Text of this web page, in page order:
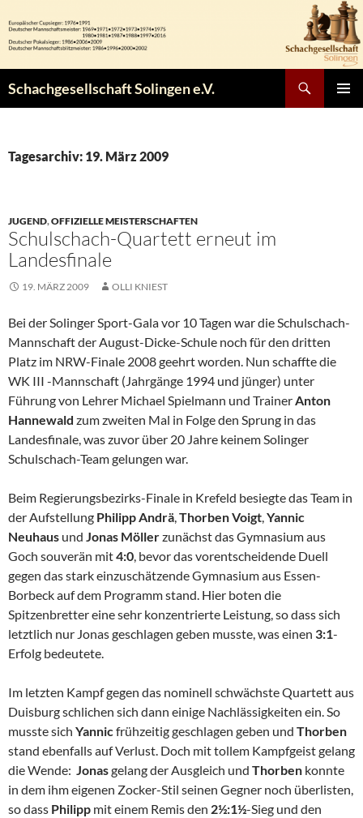
Inhalt
springen
Schachgesellschaft Solingen e.V.
Tagesarchiv: 19. März 2009
JUGEND,OFFIZIELLE MEISTERSCHAFTEN
Schulschach-Quartett erneut im
Landesfinale
19. MÄRZ 2009 OLLI KNIEST
Bei der Solinger Sport-Gala vor 10 Tagen war die Schulschach-
Mannschaft der August-Dicke-Schule noch für den dritten
Platz im NRW-Finale 2008 geehrt worden. Nun schaffte die
WK III -Mannschaft (Jahrgänge 1994 und jünger) unter
Führung von Lehrer Michael Spielmann und TrainerAnton
Hannewald zum zweiten Mal in Folge den Sprung in das
Landesfinale, was zuvor über 20 Jahre keinem Solinger
Schulschach-Team gelungen war.
Beim Regierungsbezirks-Finale in Krefeld besiegte das Team in
der Aufstellung Philipp Andrä,Thorben Voigt,Yannic
Neuhaus und Jonas Möllerzunächst das Gymnasium aus
Goch souverän mit4:0, bevor das vorentscheidende Duell
gegen das stark einzuschätzende Gymnasium aus Essen-
Borbeck auf dem Programm stand. Hier boten die
Spitzenbretter eine sehr konzentrierte Leistung, so dass sich
letztlich nur Jonas geschlagen geben musste, was einen 3:1-
Erfolg bedeutete.
Im letzten Kampf gegen das nominell schwächste Quartett aus
Duisburg schlichen sich dann einige Nachlässigkeiten ein. So
musste sich Yannicfrühzeitig geschlagen geben und Thorben
stand ebenfalls auf Verlust. Doch mit tollem Kampfgeist gelang
die Wende: Jonasgelang der Ausgleich und Thorben konnte
in dem ihm eigenen Zocker-Stil seinen Gegner noch überlisten,
so dass Philipp mit einem Remis den 2½:1½-Sieg und den